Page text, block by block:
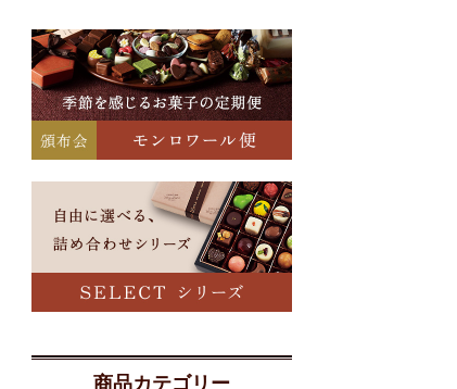
商品カテゴリー